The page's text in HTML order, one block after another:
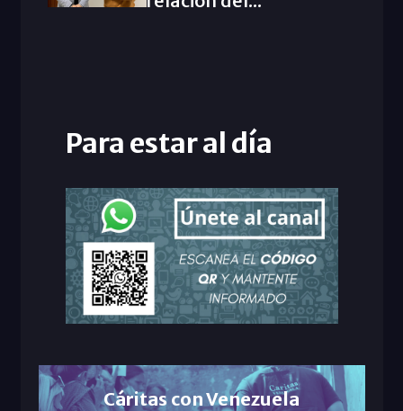
Para estar al día
Cáritas con Venezuela